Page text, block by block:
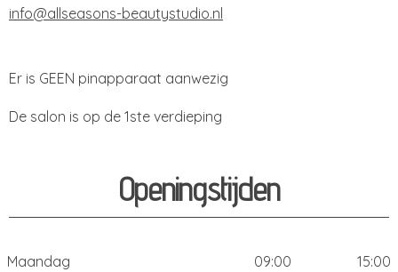
info@allseasons-beautystudio.nl
Er is GEEN pinapparaat aanwezig
De salon is op de 1ste verdieping
Openingstijden
Maandag 09:00 15:00